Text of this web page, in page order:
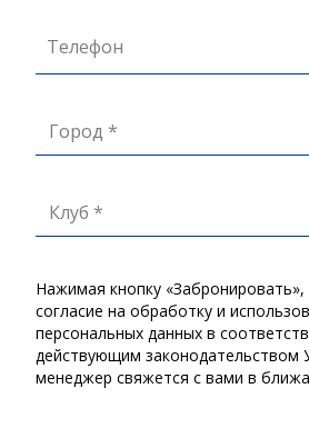
Телефон
Город *
Клуб *
Нажимая кнопку
согласие на обработку и
персональных данных в
действующим законодательством
менеджер свяжется с вами в